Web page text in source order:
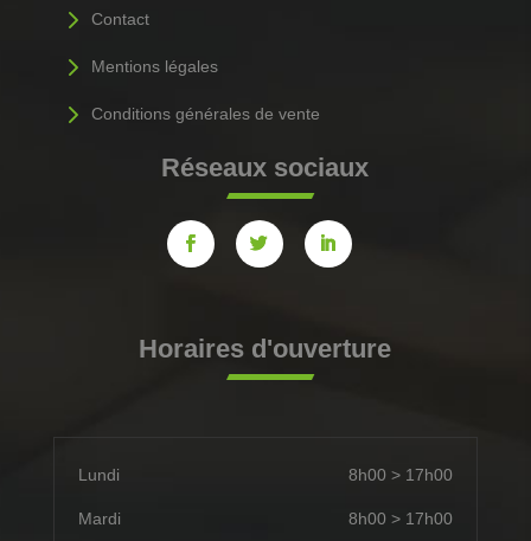
5 Contact
5 Mentions légales
5 Conditions générales de vente
Réseaux sociaux
Horaires d'ouverture
Lundi 8h00 > 17h00
Mardi 8h00 > 17h00